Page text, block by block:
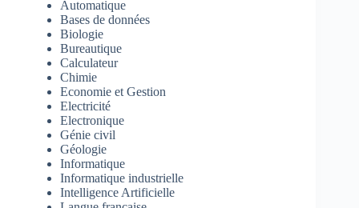
Automatique
Bases de données
Biologie
Bureautique
Calculateur
Chimie
Economie et Gestion
Electricité
Electronique
Génie civil
Géologie
Informatique
Informatique industrielle
Intelligence Artificielle